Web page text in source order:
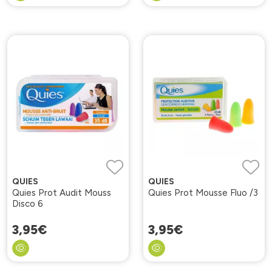
QUIES
Quies Prot Audit Mouss
Disco 6
3,95€
QUIES
Quies Prot Mousse Fluo /3
3,95€